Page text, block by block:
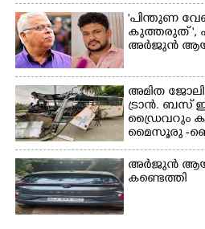
"പിന്തുണ
കുത്തരുത് ",
അർജുൻ
അമിത
ട്രാൻ. ബസ്
ഡ്രൈവറും
മൈസൂരു -
നാലു
അർജുൻ
കണ്ടെത്തി